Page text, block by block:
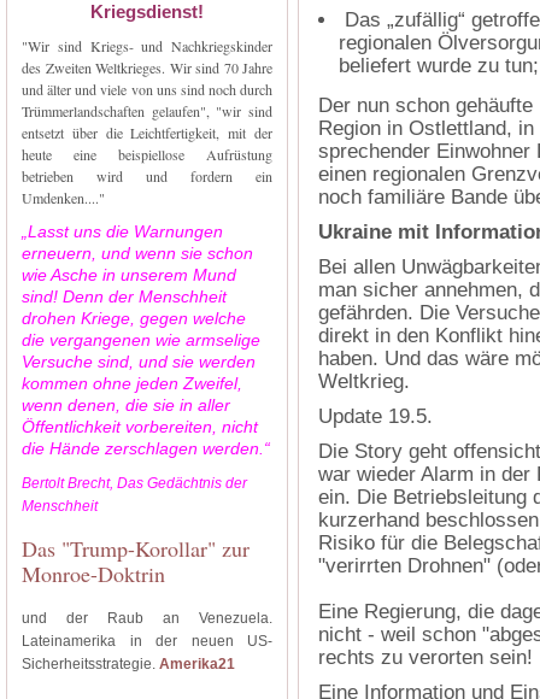
Kriegsdienst!
"Wir sind Kriegs- und Nachkriegskinder
des Zweiten Weltkrieges. Wir sind 70 Jahre
und älter und viele von uns sind noch durch
Trümmerlandschaften gelaufen", "wir sind
entsetzt über die Leichtfertigkeit, mit der
heute eine beispiellose Aufrüstung
betrieben wird und fordern ein
Umdenken...."
„Lasst uns die Warnungen
erneuern, und wenn sie schon
wie Asche in unserem Mund
sind! Denn der Menschheit
drohen Kriege, gegen welche
die vergangenen wie armselige
Versuche sind, und sie werden
kommen ohne jeden Zweifel,
wenn denen, die sie in aller
Öffentlichkeit vorbereiten, nicht
die Hände zerschlagen werden.“
Bertolt Brecht, Das Gedächtnis der
Menschheit
Das "Trump-Korollar" zur
Monroe-Doktrin
und der Raub an Venezuela.
Lateinamerika in der neuen US-
Sicherheitsstrategie. Amerika21
Das „zufällig“
regionalen
beliefert wurde zu tun;
Der nun schon
Region in Ostlettland,
sprechender
einen regionalen
noch familiäre Bande
Ukraine mit
Bei allen
man sicher annehmen,
gefährden. Die
direkt in den Konflikt
haben. Und das wäre
Weltkrieg.
Update 19.5.
Die Story geht
war wieder Alarm in der
ein. Die Betriebsleitung
kurzerhand
Risiko für die
"verirrten Drohnen"
Eine Regierung, die
nicht - weil schon
rechts zu verorten sein!
Eine Information und